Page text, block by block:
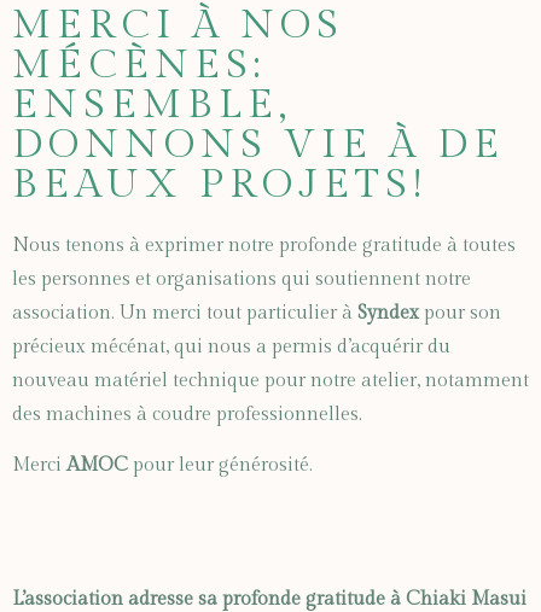
MERCI À NOS
MÉCÈNES:
ENSEMBLE,
DONNONS VIE À DE
BEAUX PROJETS!
Nous tenons à exprimer notre profonde gratitude à toutes
les personnes et organisations qui soutiennent notre
association. Un merci tout particulier à Syndexpour son
précieux mécénat, qui nous a permis d’acquérir du
nouveau matériel technique pour notre atelier, notamment
des machines à coudre professionnelles.
Merci AMOC pour leur générosité.
L’association adresse sa profonde gratitude à Chiaki Masui